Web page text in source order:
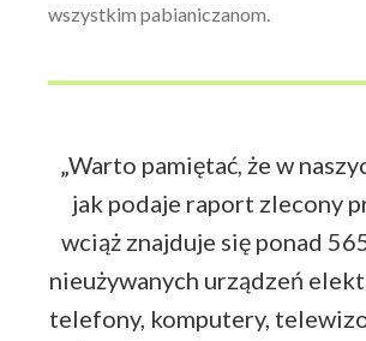
wszystkim pabianiczanom.
„Warto pamiętać, że w
jak podaje raport zlecony
wciąż znajduje się ponad
nieużywanych urządzeń
telefony, komputery,